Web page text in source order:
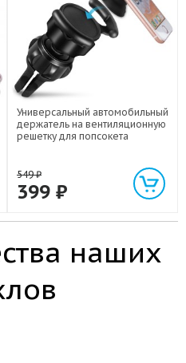
Универсальный автомобильный
держатель на вентиляционную
решетку для попсокета
549₽
399 ₽
наших